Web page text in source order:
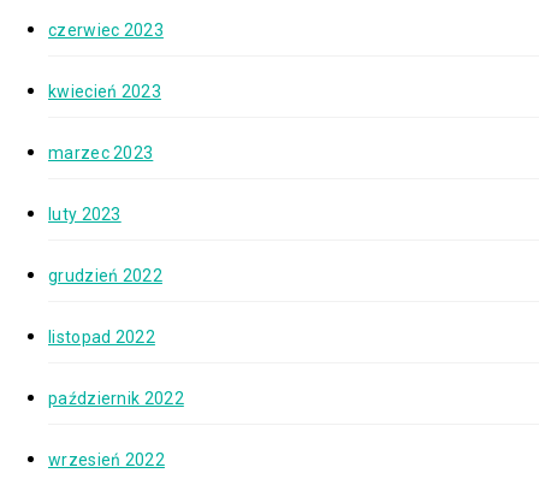
czerwiec 2023
kwiecień 2023
marzec 2023
luty 2023
grudzień 2022
listopad 2022
październik 2022
wrzesień 2022